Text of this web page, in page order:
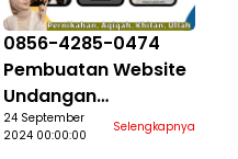
0856-4285-0474
Pembuatan Website
Undangan
Pernikahan Aqiqah
24 September
2024 00:00:00
Selengkapnya